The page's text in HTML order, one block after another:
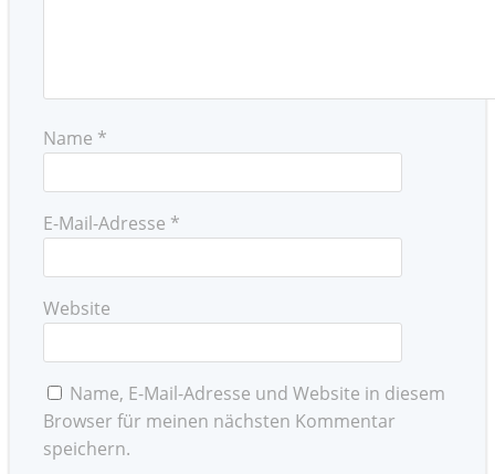
Name *
E-Mail-Adresse *
Website
Name, E-Mail-Adresse und Website in diesem
Browser für meinen nächsten Kommentar
speichern.